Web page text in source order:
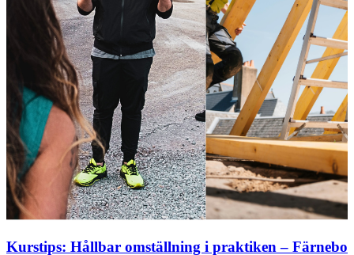
Kurstips: Hållbar omställning i praktiken – Färnebo